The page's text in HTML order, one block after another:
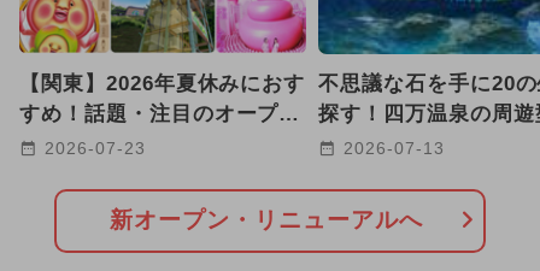
2024年7月のイベント
2026年2月のイベント
2026年3月のイベント
都民の日・県民の日・市民の日
【関東】2026年夏休みにおす
すめ！話題・注目のオープン
リニューアルスポット22選
2026-07-23
不思議な石を手に20
探す！四万温泉の周遊
タルアート体験が新登
2026-07-13
新オープン・リニューアルへ